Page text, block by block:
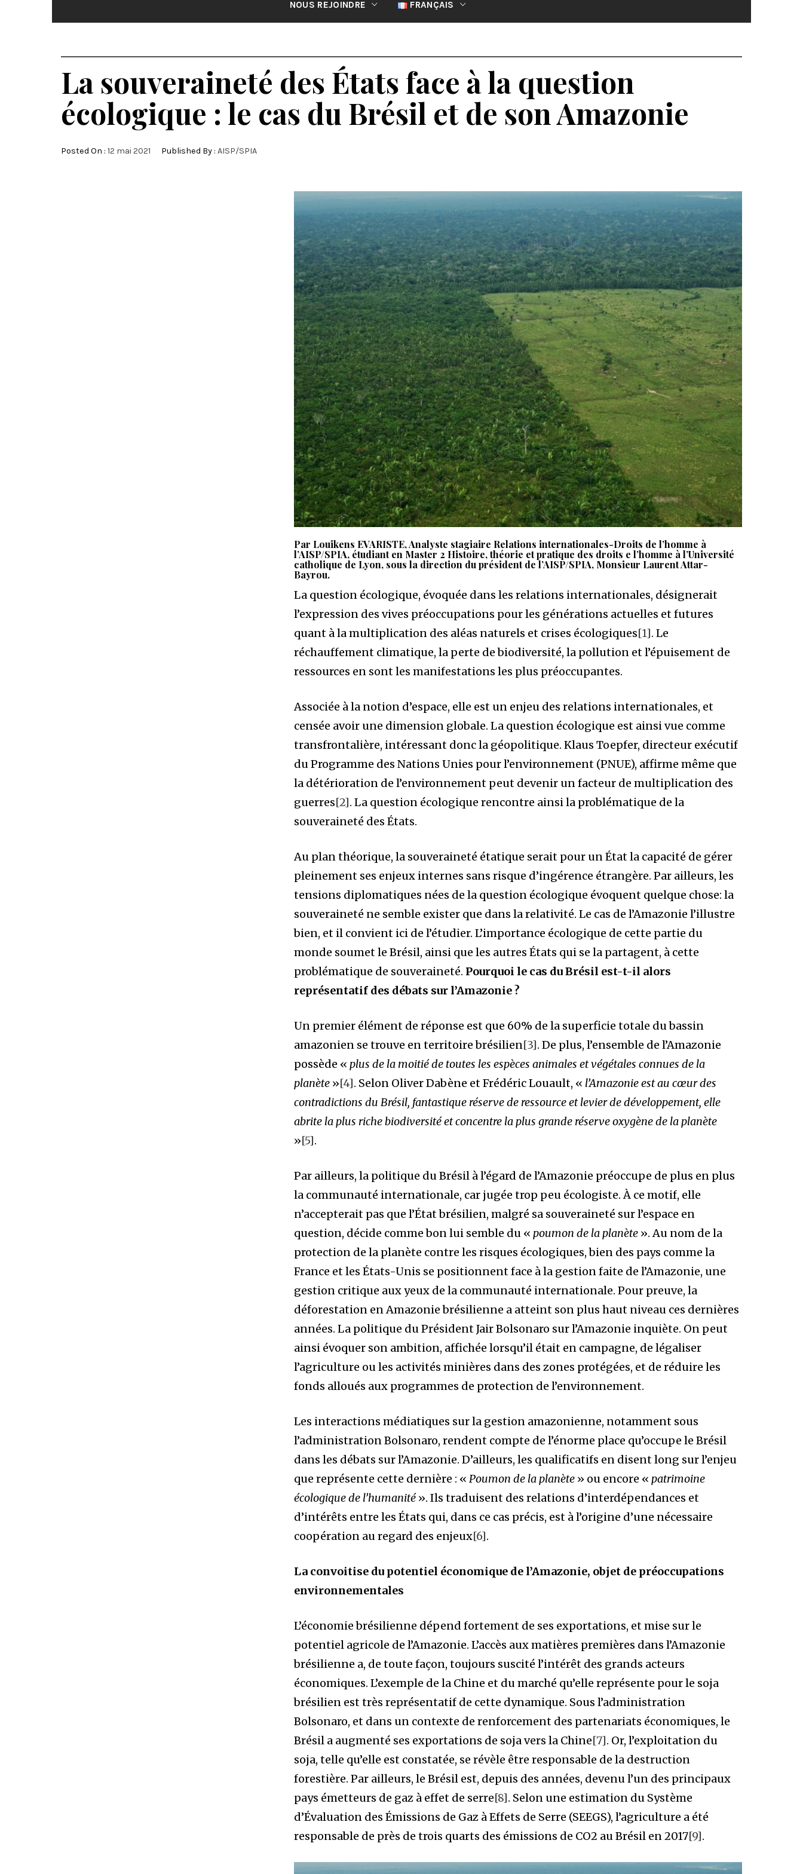
NOUS REJOINDRE FRANÇAIS
La souveraineté des États face à la question
écologique : le cas du Brésil et de son Amazonie
Posted On : 12 mai 2021 Published By : AISP/SPIA
Par Louikens EVARISTE, Analyste stagiaire Relations internationales-Droits de l’homme à
l’AISP/SPIA, étudiant en Master 2 Histoire, théorie et pratique des droits e l’homme à l’Université
catholique de Lyon, sous la direction du président de l’AISP/SPIA, Monsieur Laurent Attar-
Bayrou.
La question écologique, évoquée dans les relations internationales, désignerait
l’expression des vives préoccupations pour les générations actuelles et futures
quant à la multiplication des aléas naturels et crises écologiques[1]. Le
réchauffement climatique, la perte de biodiversité, la pollution et l’épuisement de
ressources en sont les manifestations les plus préoccupantes.
Associée à la notion d’espace, elle est un enjeu des relations internationales, et
censée avoir une dimension globale. La question écologique est ainsi vue comme
transfrontalière, intéressant donc la géopolitique. Klaus Toepfer, directeur exécutif
du Programme des Nations Unies pour l’environnement (PNUE), affirme même que
la détérioration de l’environnement peut devenir un facteur de multiplication des
guerres[2]. La question écologique rencontre ainsi la problématique de la
souveraineté des États.
Au plan théorique, la souveraineté étatique serait pour un État la capacité de gérer
pleinement ses enjeux internes sans risque d’ingérence étrangère. Par ailleurs, les
tensions diplomatiques nées de la question écologique évoquent quelque chose: la
souveraineté ne semble exister que dans la relativité. Le cas de l’Amazonie l’illustre
bien, et il convient ici de l’étudier. L’importance écologique de cette partie du
monde soumet le Brésil, ainsi que les autres États qui se la partagent, à cette
problématique de souveraineté. Pourquoi le cas du Brésil est-t-il alors
représentatif des débats sur l’Amazonie ?
Un premier élément de réponse est que 60% de la superficie totale du bassin
amazonien se trouve en territoire brésilien[3]. De plus, l’ensemble de l’Amazonie
possède «plus de la moitié de toutes les espèces animales et végétales connues de la
planète »[4]. Selon Oliver Dabène et Frédéric Louault, « l’Amazonie est au cœur des
contradictions du Brésil, fantastique réserve de ressource et levier de développement, elle
abrite la plus riche biodiversité et concentre la plus grande réserve oxygène de la planète
»[5].
Par ailleurs, la politique du Brésil à l’égard de l’Amazonie préoccupe de plus en plus
la communauté internationale, car jugée trop peu écologiste. À ce motif, elle
n’accepterait pas que l’État brésilien, malgré sa souveraineté sur l’espace en
question, décide comme bon lui semble du «poumon de la planète ». Au nom de la
protection de la planète contre les risques écologiques, bien des pays comme la
France et les États-Unis se positionnent face à la gestion faite de l’Amazonie, une
gestion critique aux yeux de la communauté internationale. Pour preuve, la
déforestation en Amazonie brésilienne a atteint son plus haut niveau ces dernières
années. La politique du Président Jair Bolsonaro sur l’Amazonie inquiète. On peut
ainsi évoquer son ambition, affichée lorsqu’il était en campagne, de légaliser
l’agriculture ou les activités minières dans des zones protégées, et de réduire les
fonds alloués aux programmes de protection de l’environnement.
Les interactions médiatiques sur la gestion amazonienne, notamment sous
l’administration Bolsonaro, rendent compte de l’énorme place qu’occupe le Brésil
dans les débats sur l’Amazonie. D’ailleurs, les qualificatifs en disent long sur l’enjeu
que représente cette dernière : «Poumon de la planète » ou encore «patrimoine
écologique de l’humanité». Ils traduisent des relations d’interdépendances et
d’intérêts entre les États qui, dans ce cas précis, est à l’origine d’une nécessaire
coopération au regard des enjeux[6].
La convoitise du potentiel économique de l’Amazonie, objet de préoccupations
environnementales
L’économie brésilienne dépend fortement de ses exportations, et mise sur le
potentiel agricole de l’Amazonie. L’accès aux matières premières dans l’Amazonie
brésilienne a, de toute façon, toujours suscité l’intérêt des grands acteurs
économiques. L’exemple de la Chine et du marché qu’elle représente pour le soja
brésilien est très représentatif de cette dynamique. Sous l’administration
Bolsonaro, et dans un contexte de renforcement des partenariats économiques, le
Brésil a augmenté ses exportations de soja vers la Chine[7]. Or, l’exploitation du
soja, telle qu’elle est constatée, se révèle être responsable de la destruction
forestière. Par ailleurs, le Brésil est, depuis des années, devenu l’un des principaux
pays émetteurs de gaz à effet de serre[8]. Selon une estimation du Système
d’Évaluation des Émissions de Gaz à Effets de Serre (SEEGS), l’agriculture a été
responsable de près de trois quarts des émissions de CO2 au Brésil en 2017[9].